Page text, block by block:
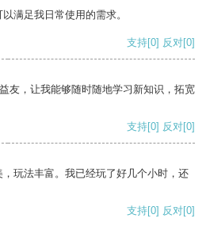
满足我日常使用的需求。
支持[0] 反对[0]
友，让我能够随时随地学习新知识，拓宽
支持[0] 反对[0]
玩法丰富。我已经玩了好几个小时，还
支持[0] 反对[0]